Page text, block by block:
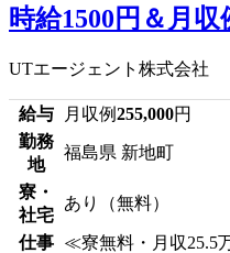
時給1500円＆月
UTエージェント株式会社
給与 月収例255,000円
勤務
地
福島県 新地町
寮・
社宅
あり（無料）
仕事
≪寮無料・月収25.5